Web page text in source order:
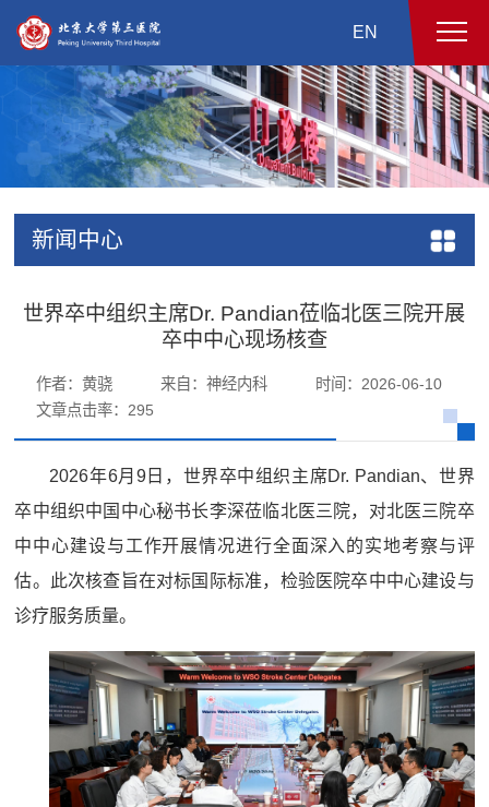
EN
新闻中心
世界卒中组织主席Dr. Pandian莅临北医三院开展
卒中中心现场核查
作者：黄骁 来自：神经内科
时间：2026-06-10
文章点击率： 295
2026年6月9日，世界卒中组织主席Dr. Pandian、世界
卒中组织中国中心秘书长李深莅临北医三院，对北医三院卒
中中心建设与工作开展情况进行全面深入的实地考察与评
估。此次核查旨在对标国际标准，检验医院卒中中心建设与
诊疗服务质量。